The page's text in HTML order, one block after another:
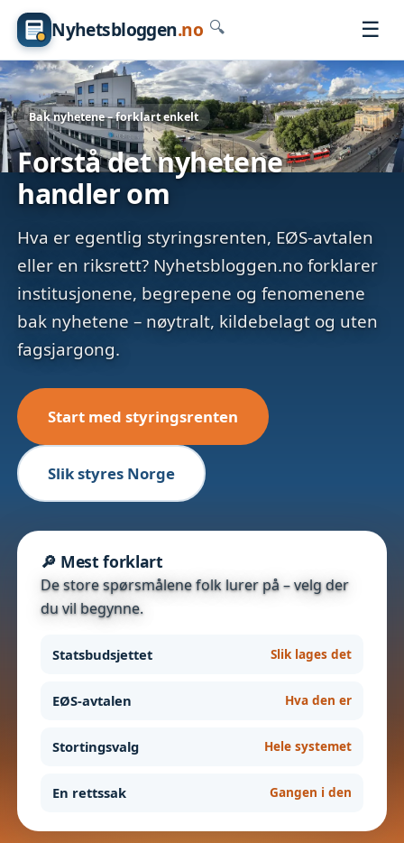
Nyhetsbloggen.no 🔍 ☰
Bak nyhetene – forklart enkelt
Forstå det nyhetene
handler om
Hva er egentlig styringsrenten, EØS-avtalen
eller en riksrett? Nyhetsbloggen.no forklarer
institusjonene, begrepene og fenomenene
bak nyhetene – nøytralt, kildebelagt og uten
fagsjargong.
Start med styringsrenten
Slik styres Norge
🔎 Mest forklart
De store spørsmålene folk lurer på – velg der
du vil begynne.
Statsbudsjettet Slik lages det
EØS-avtalen Hva den er
Stortingsvalg Hele systemet
En rettssak Gangen i den